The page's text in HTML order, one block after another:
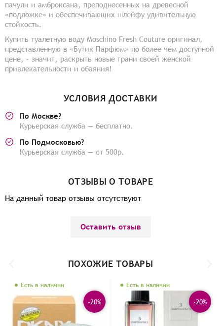
пачули и амброксана, преподнесенных на древесной
«подложке» и обеспечивающих шлейфу удивительную
стойкость.
Купить туалетную воду Moschino Fresh Couture оригинал,
представленную в «Бутик Парфюм» по более чем доступной
цене, - значит, раскрыть новые грани своей женской
привлекательности и обаяния!
УСЛОВИЯ ДОСТАВКИ
По Москве?
Курьерская служба — бесплатно.
По Подмосковью?
Курьерская служба — от 500р.
ОТЗЫВЫ О ТОВАРЕ
На данный товар отзывы отсутствуют
Оставить отзыв
ПОХОЖИЕ ТОВАРЫ
Есть в наличии
-20%
Есть в наличии
-20%